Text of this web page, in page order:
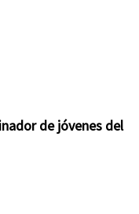
de jóvenes del